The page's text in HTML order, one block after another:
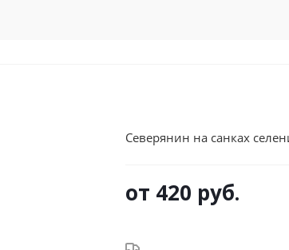
Северянин на санках
от 420 руб.